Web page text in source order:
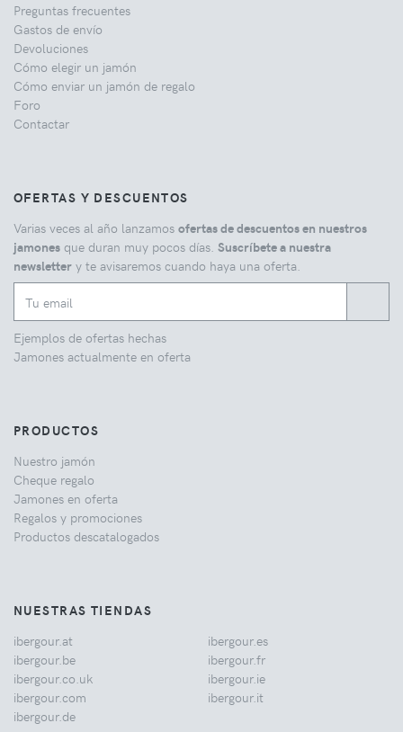
Preguntas frecuentes
Gastos de envío
Devoluciones
Cómo elegir un jamón
Cómo enviar un jamón de regalo
Foro
Contactar
OFERTAS Y DESCUENTOS
Varias veces al año lanzamos ofertas de descuentos en nuestros
jamones que duran muy pocos días. Suscríbete a nuestra
newsletter y te avisaremos cuando haya una oferta.
Ejemplos de ofertas hechas
Jamones actualmente en oferta
PRODUCTOS
Nuestro jamón
Cheque regalo
Jamones en oferta
Regalos y promociones
Productos descatalogados
NUESTRAS TIENDAS
ibergour.at
ibergour.be
ibergour.co.uk
ibergour.com
ibergour.de
ibergour.es
ibergour.fr
ibergour.ie
ibergour.it